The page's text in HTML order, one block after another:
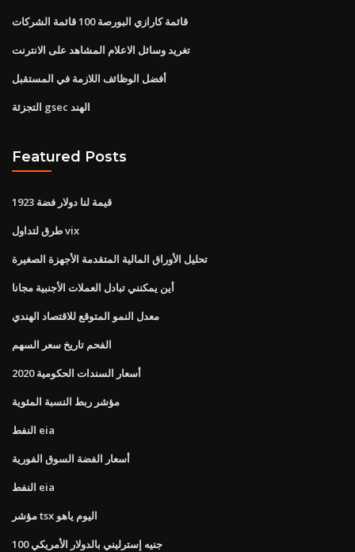
قائمة كارازي البورصة 100 قائمة الشركات
تغريد وسائل الاعلام المشاهد على الانترنت
أفضل الوظائف اللازمة في المستقبل
التجزئة gsec الهند
Featured Posts
قيمة لنا دولار فضة 1923
طرق لتداول vix
تحليل الأوراق المالية المتقدمة الأجهزة الصغيرة
أين يمكنني تبادل العملات الأجنبية مجانا
معدل النمو المتوقع للاقتصاد الهندي
الفحم تاريخ سعر السهم
أسعار السندات الحكومية 2020
مؤشر ربط النسبة المئوية
النفط eia
أسعار الفضة السوق الفورية
النفط eia
مؤشر tsx اليوم ياهو
100 جنيه إسترليني بالدولار الأمريكي